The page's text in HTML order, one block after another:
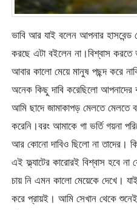
ভাবি আর যাই বলেন আপনার হাসবেন্ড
করছে এটা বইলেন না।বিশ্বাস
আবার কালো মেয়ে মানুষ পছন্দ করে
অনেক কিছু দাবি করেছিলো আপনাদের
আমি ছাদে জামাকাপড় মেলতে মেলতে
করেনি।বরং আমাকে গা ভর্তি গয়না
আর কোনো দাবিও ছিলো না তাদের।
এই ফ্ল্যাটের কারোরই বিশ্বাস হবে
চায় নি এমন কালো মেয়েকে দেখে।
করে প্রায়ই। আমি সেখান থেকে